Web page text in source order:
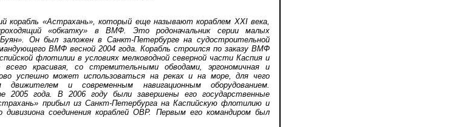
корабль «Астрахань», который еще называют кораблем XXI века,
«обкатку» в ВМФ. Это родоначальник серии малых
Он был заложен в Санкт-Петербурге на судостроительной
ВМФ весной 2004 года. Корабль строился по заказу ВМФ
флотилии в условиях мелководной северной части Каспия и
красивая, со стремительными обводами, эргономичная и
успешно может использоваться на реках и на море, для чего
движителем и современным навигационным оборудованием.
2005 года. В 2006 году были завершены его государственные
прибыл из Санкт-Петербурга на Каспийскую флотилию и
дивизиона соединения кораблей ОВР. Первым его командиром был